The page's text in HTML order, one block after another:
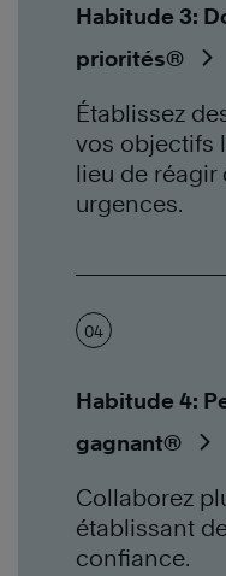
Habitude 3:
priorités®
Établissez
vos objectifs
lieu de
urgences.
04
Habitude 4:
gagnant®
Collaborez
établissant
confiance.